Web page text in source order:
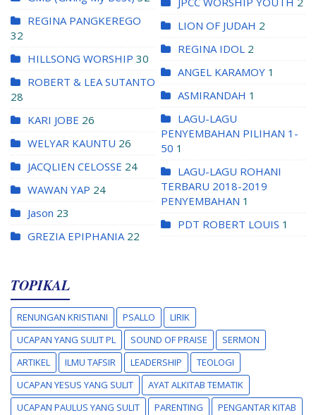
REGINA PANGKEREGO
32
HILLSONG WORSHIP 30
ROBERT & LEA SUTANTO
28
KARI JOBE 26
WELYAR KAUNTU 26
JACQLIEN CELOSSE 24
WAWAN YAP 24
Jason 23
GREZIA EPIPHANIA 22
LION OF JUDAH 2
REGINA IDOL 2
ANGEL KARAMOY 1
ASMIRANDAH 1
LAGU-LAGU
PENYEMBAHAN PILIHAN 1-
50 1
LAGU-LAGU ROHANI
TERBARU 2018-2019
PENYEMBAHAN 1
PDT ROBERT LOUIS 1
TOPIKAL
RENUNGAN KRISTIANI PSALLO
LIRIK
UCAPAN YANG SULIT PL
SOUND OF PRAISE
SERMON
ARTIKEL
ILMU TAFSIR LEADERSHIP
TEOLOGI
UCAPAN YESUS YANG SULIT
AYAT ALKITAB TEMATIK
UCAPAN PAULUS YANG SULIT
PARENTING
PENGANTAR KITAB